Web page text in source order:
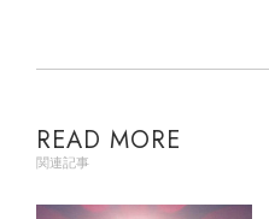
READ MORE
関連記事